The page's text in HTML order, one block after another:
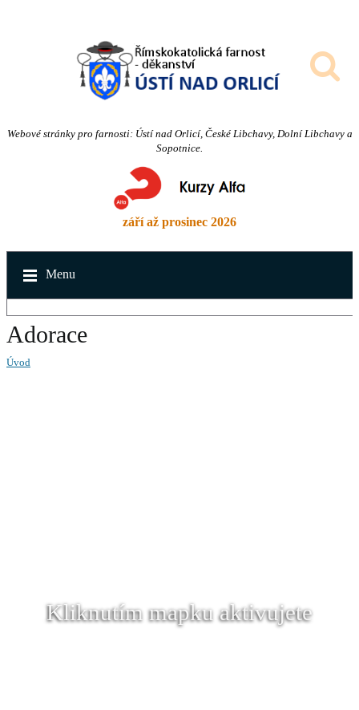
Webové stránky pro farnosti: Ústí nad Orlicí, České Libchavy, Dolní Libchavy a
Sopotnice.
září až prosinec 2026
Menu
Adorace
Úvod
Kliknutím mapku aktivujete